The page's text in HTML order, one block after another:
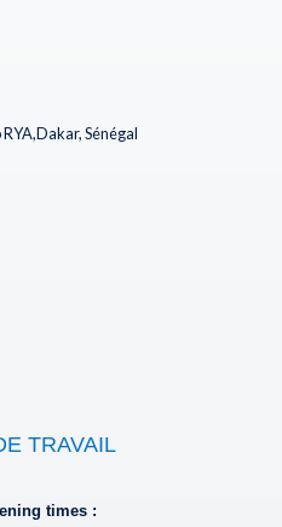
Sénégal
TRAVAIL
times :